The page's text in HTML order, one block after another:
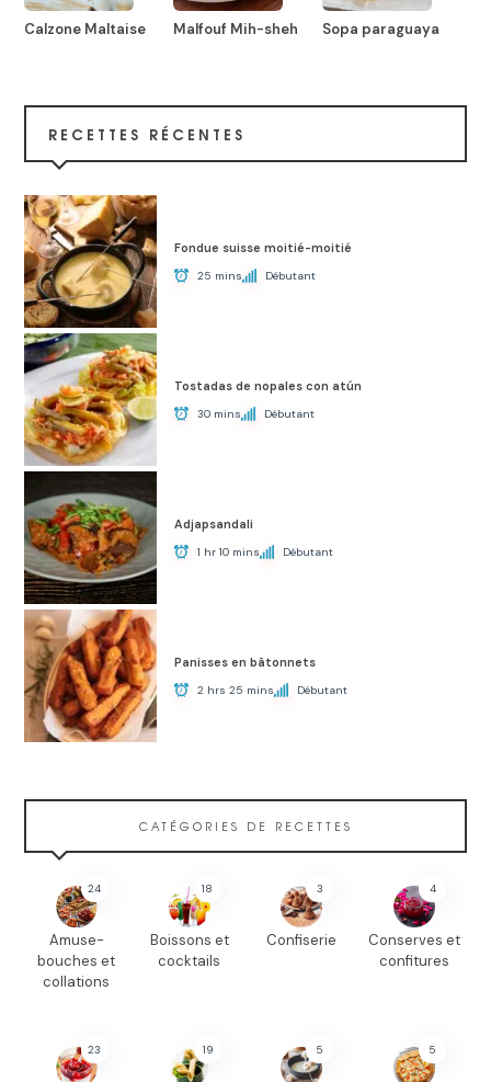
Calzone Maltaise Malfouf Mih-sheh Sopa paraguaya
RECETTES RÉCENTES
Fondue suisse moitié-moitié
25 mins Débutant
Tostadas de nopales con atún
30 mins Débutant
Adjapsandali
1 hr 10 mins Débutant
Panisses en bâtonnets
2 hrs 25 mins Débutant
CATÉGORIES DE RECETTES
24
Amuse-
bouches et
collations
18
Boissons et
cocktails
3
Confiserie
4
Conserves et
confitures
23 19 5 5